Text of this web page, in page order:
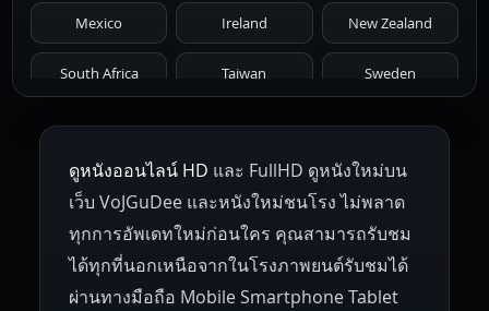
1966 1965 1964 1963 1962
1959 1955
1945 1942 1941 1940 1939
1938 1937 1930 1928 1916
Mexico Ireland New Zealand
South Africa Taiwan Sweden
Netherlands Russia Poland
Hungary Denmark Bulgaria
Czech Republic Brazil Turkey
ดูหนังออนไลน์ HD และ FullHD ดูหนังใหม่บน
เว็บ VoJGuDee และหนังใหม่ชนโรง ไม่พลาด
ทุกการอัพเดทใหม่ก่อนใคร คุณสามารถรับชม
ได้ทุกที่นอกเหนือจากในโรงภาพยนต์รับชมได้
ผ่านทางมือถือ Mobile Smartphone Tablet